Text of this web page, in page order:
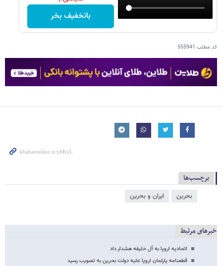
باتخفیف بخر
کد مطلب 555941
برچسب‌ها
بحرین ایران و بحرین
خبرهای مرتبط
اتحادیه اروپا به آل خلیفه هشدار داد
قطعنامه پارلمان اروپا علیه دولت بحرین به تصویب رسید